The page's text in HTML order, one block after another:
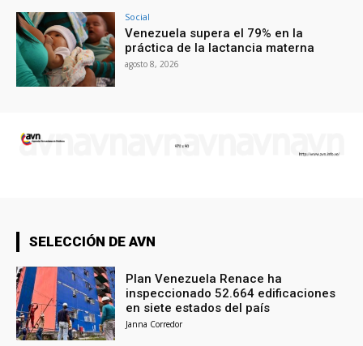
Social
Venezuela supera el 79% en la
práctica de la lactancia materna
agosto 8, 2026
SELECCIÓN DE AVN
Plan Venezuela Renace ha
inspeccionado 52.664 edificaciones
en siete estados del país
Janna Corredor